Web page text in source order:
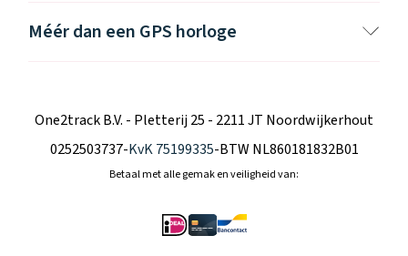
Méér dan een GPS horloge
Betaal met alle gemak en veiligheid van:
One2track B.V. - Pletterij 25 - 2211 JT Noordwijkerhout
0252503737-KvK 75199335-BTW NL860181832B01